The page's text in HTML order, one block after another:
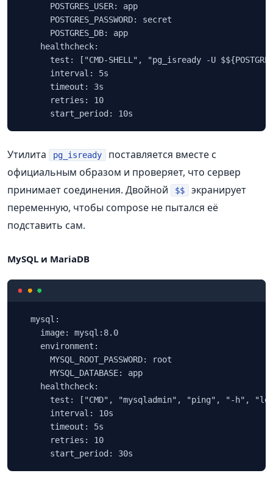
      POSTGRES_USER: app
      POSTGRES_PASSWORD: secret
      POSTGRES_DB: app
    healthcheck:
test: ["CMD-SHELL", "pg_isready -U
      interval: 5s
      timeout: 3s
      retries: 10
      start_period: 10s
Утилита pg_isready
поставляется вместе с
официальным образом и проверяет, что сервер
принимает соединения. Двойной
$$
экранирует
переменную, чтобы compose не пытался её
подставить сам.
MySQL и MariaDB
  mysql:
    image: mysql:8.0
    environment:
      MYSQL_ROOT_PASSWORD: root
      MYSQL_DATABASE: app
    healthcheck:
test: ["CMD", "mysqladmin", "ping", "-h",
      interval: 10s
      timeout: 5s
      retries: 10
      start_period: 30s